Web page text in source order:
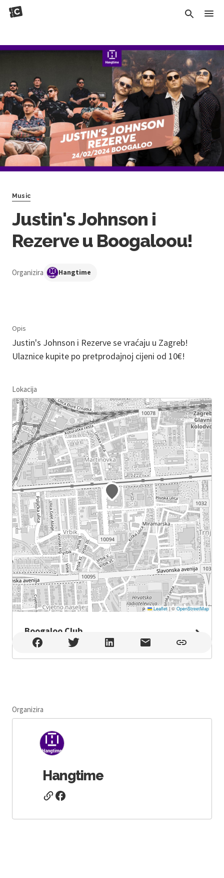
Music
Justin's Johnson i
Rezerve u Boogaloou!
Organizira Hangtime
Opis
Justin's Johnson i Rezerve se vraćaju u Zagreb!
Ulaznice kupite po pretprodajnoj cijeni od 10€!
Lokacija
Leaflet |© OpenStreetMap
Boogaloo Club
Boogaloo Club , Zagreb
Organizira
Hangtime